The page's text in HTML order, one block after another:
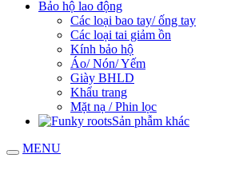
Bảo hộ lao động
Các loại bao tay/ ống tay
Các loại tai giảm ồn
Kính bảo hộ
Áo/ Nón/ Yếm
Giày BHLD
Khẩu trang
Mặt nạ / Phin lọc
Sản phẫm khác
MENU